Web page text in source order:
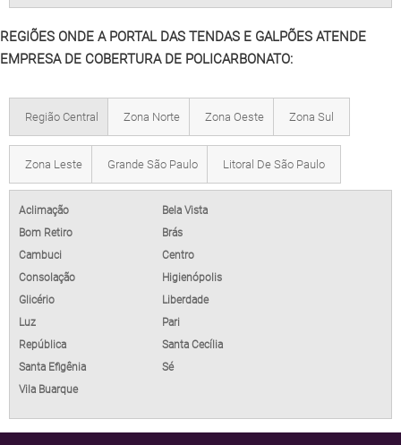
REGIÕES ONDE A PORTAL DAS TENDAS E GALPÕES ATENDE
EMPRESA DE COBERTURA DE POLICARBONATO:
Região Central Zona Norte Zona Oeste Zona Sul
Zona Leste Grande São Paulo Litoral De São Paulo
Aclimação
Bela Vista
Bom Retiro
Brás
Cambuci
Centro
Consolação
Higienópolis
Glicério
Liberdade
Luz
Pari
República
Santa Cecília
Santa Efigênia
Sé
Vila Buarque